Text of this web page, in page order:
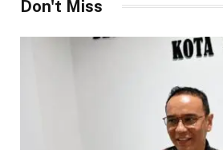
Don't Miss